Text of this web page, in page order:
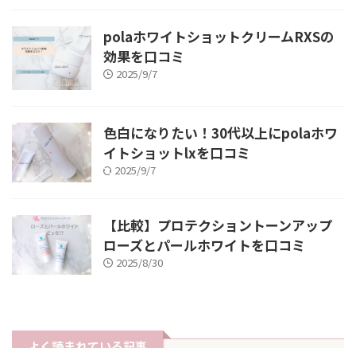
polaホワイトショットクリームRXSの
効果を口コミ
2025/9/7
色白になりたい！30代以上にpolaホワ
イトショットlxを口コミ
2025/9/7
【比較】プロテクショントーンアップ
ローズとパールホワイトを口コミ
2025/8/30